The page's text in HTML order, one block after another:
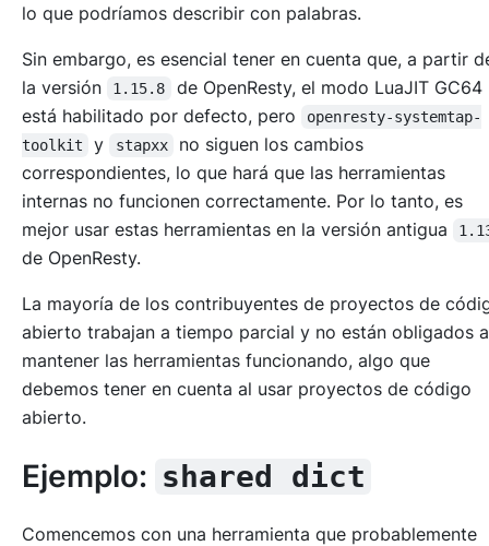
lo que podríamos describir con palabras.
Sin embargo, es esencial tener en cuenta que, a partir
la versión
1.15.8
de OpenResty, el modo LuaJIT GC64
está habilitado por defecto, pero
openresty-systemtap-
toolkit
y stapxx
no siguen los cambios
correspondientes, lo que hará que las herramientas
internas no funcionen correctamente. Por lo tanto, es
mejor usar estas herramientas en la versión antigua
de OpenResty.
La mayoría de los contribuyentes de proyectos de
abierto trabajan a tiempo parcial y no están obligados a
mantener las herramientas funcionando, algo que
debemos tener en cuenta al usar proyectos de código
abierto.
Ejemplo: shared dict
Comencemos con una herramienta que probablemente